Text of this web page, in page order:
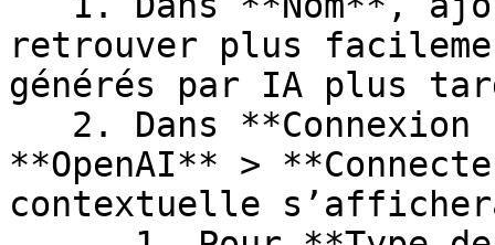
retrouver plus
générés par IA plus
**OpenAI** >
contextuelle